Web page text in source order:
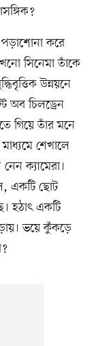
পড়াশোনা করে
সিনেমা তাঁকে
উন্নয়নে
অব চিলড্রেন
গিয়ে তাঁর মনে
শেখালে
ক্যামেরা।
একটি ছোট
হঠাৎ একটি
ভয়ে কুঁকড়ে